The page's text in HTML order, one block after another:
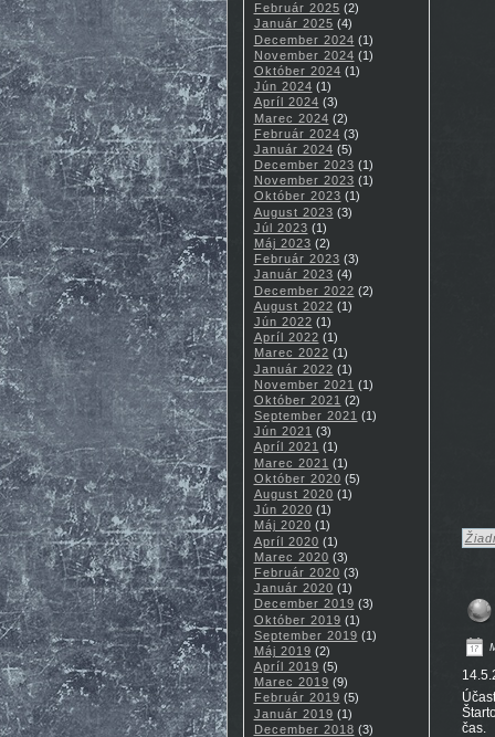
Február 2025 (2)
Január 2025 (4)
December 2024 (1)
November 2024 (1)
Október 2024 (1)
Jún 2024 (1)
Apríl 2024 (3)
Marec 2024 (2)
Február 2024 (3)
Január 2024 (5)
December 2023 (1)
November 2023 (1)
Október 2023 (1)
August 2023 (3)
Júl 2023 (1)
Máj 2023 (2)
Február 2023 (3)
Január 2023 (4)
December 2022 (2)
August 2022 (1)
Jún 2022 (1)
Apríl 2022 (1)
Marec 2022 (1)
Január 2022 (1)
November 2021 (1)
Október 2021 (2)
September 2021 (1)
Jún 2021 (3)
Apríl 2021 (1)
Marec 2021 (1)
Október 2020 (5)
August 2020 (1)
Jún 2020 (1)
Máj 2020 (1)
Apríl 2020 (1)
Marec 2020 (3)
Február 2020 (3)
Január 2020 (1)
December 2019 (3)
Október 2019 (1)
September 2019 (1)
Máj 2019 (2)
Apríl 2019 (5)
Marec 2019 (9)
Február 2019 (5)
Január 2019 (1)
December 2018 (3)
čas.